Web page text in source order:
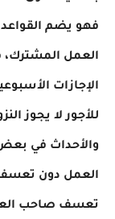
فهو يضم
العمل
الإجازات
للأجور لا يجوز
والأحداث في بعض
العمل دون
تعسف صاحب